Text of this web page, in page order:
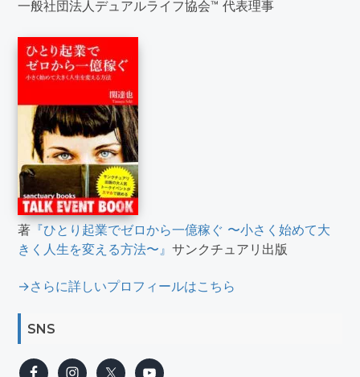
一般社団法人デュアルライフ協会™ 代表理事
著 『ひとり起業でゼロから一億稼ぐ 〜小さく始めて大
きく人生を変える方法〜』サンクチュアリ出版
→さらに詳しいプロフィールはこちら
SNS